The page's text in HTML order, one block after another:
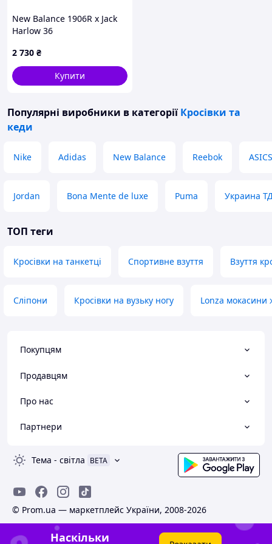
New Balance 1906R x Jack
Harlow 36
2 730 ₴
Купити
Популярні виробники в категорії Кросівки та
кеди
Nike Adidas New Balance Reebok ASICS
Jordan Bona Mente de luxe Puma Украина
ТОП теги
Кросівки на танкетці Спортивне взуття Взуття
Сліпони Кросівки на вузьку ногу Lonza мокасини
Покупцям
Продавцям
Про нас
Партнери
Тема - світла BETA
© Prom.ua — маркетплейс України, 2008-2026
Наскільки